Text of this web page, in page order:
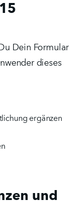
Dein Formular
dieses
ergänzen
und